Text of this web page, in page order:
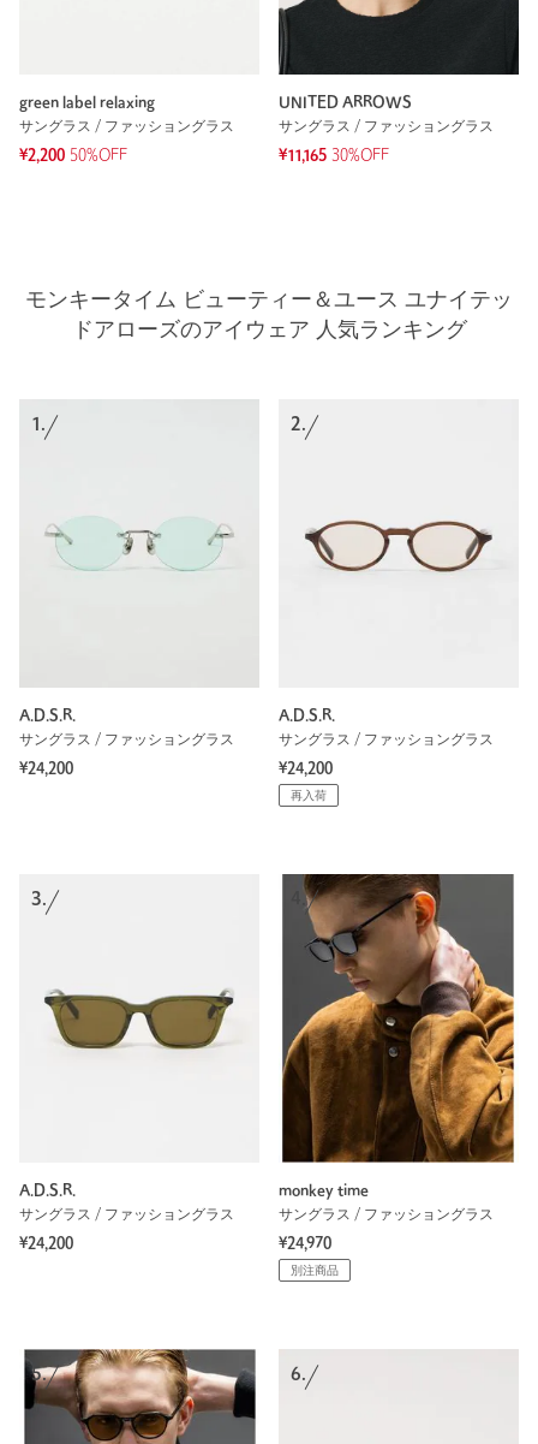
green label relaxing
サングラス / ファッショングラス
¥2,200 50%OFF
UNITED ARROWS
サングラス / ファッショングラス
¥11,165 30%OFF
モンキータイム ビューティー＆ユース ユナイテッ
ドアローズのアイウェア 人気ランキング
1.
A.D.S.R.
サングラス / ファッショングラス
¥24,200
2.
A.D.S.R.
サングラス / ファッショングラス
¥24,200
再入荷
3.
A.D.S.R.
サングラス / ファッショングラス
¥24,200
monkey time
サングラス / ファッショングラス
¥24,970
別注商品
5. 6.